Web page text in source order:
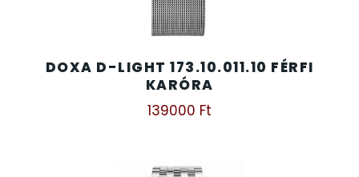
DOXA D-LIGHT 173.10.011.10 FÉRFI
KARÓRA
139000 Ft